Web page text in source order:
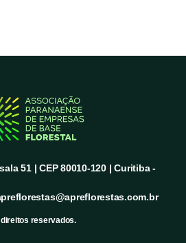
51 | CEP 80010-120 | Curitiba -
reservados.